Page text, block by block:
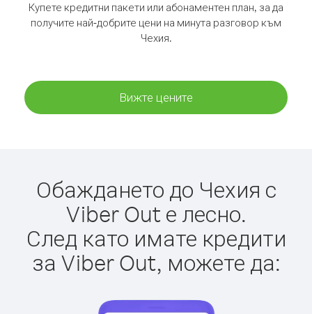
Купете кредитни пакети или абонаментен план, за да
получите най-добрите цени на минута разговор към
Чехия.
Вижте цените
Обаждането до Чехия с
Viber Out е лесно.
След като имате кредити
за Viber Out, можете да: